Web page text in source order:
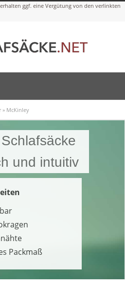
» McKinley
und intuitiv
Packmaß